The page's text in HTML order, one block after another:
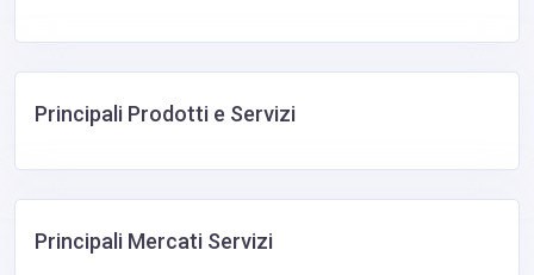
Principali Prodotti e Servizi
Principali Mercati Servizi